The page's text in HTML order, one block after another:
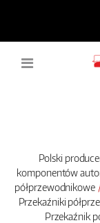
Polski
komponentów
półprzewodnikowe
Przekaźniki
Przekaźnik